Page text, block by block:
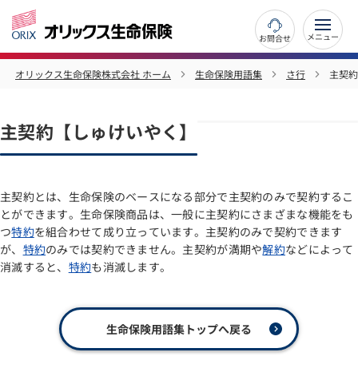
お問合せ
オリックス生命保険株式会社 ホーム 生命保険用語集 さ行 主契
主契約【しゅけいやく】
主契約とは、生命保険のベースになる部分で主契約のみで契約するこ
とができます。生命保険商品は、一般に主契約にさまざまな機能をも
つ特約を組合わせて成り立っています。主契約のみで契約できます
が、 特約のみでは契約できません。主契約が満期や解約などによって
消滅すると、 特約も消滅します。
生命保険用語集トップへ戻る